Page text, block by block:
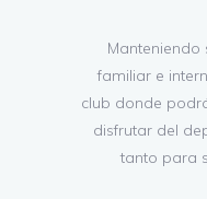
Manteniendo
familiar e
club donde
disfrutar del
tanto para